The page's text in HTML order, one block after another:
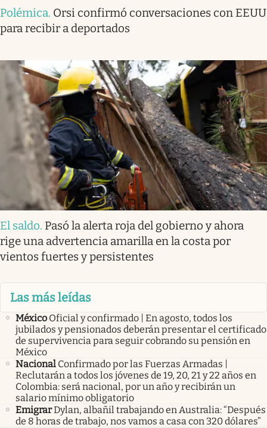
Polémica. Orsi confirmó conversaciones con EEUU
para recibir a deportados
El saldo. Pasó la alerta roja del gobierno y ahora
rige una advertencia amarilla en la costa por
vientos fuertes y persistentes
Las más leídas
México Oficial y confirmado | En agosto, todos los
jubilados y pensionados deberán presentar el certificado
de supervivencia para seguir cobrando su pensión en
México
Nacional Confirmado por las Fuerzas Armadas |
Reclutarán a todos los jóvenes de 19, 20, 21 y 22 años en
Colombia: será nacional, por un año y recibirán un
salario mínimo obligatorio
EmigrarDylan, albañil trabajando en Australia: “Después
de 8 horas de trabajo, nos vamos a casa con 320 dólares”